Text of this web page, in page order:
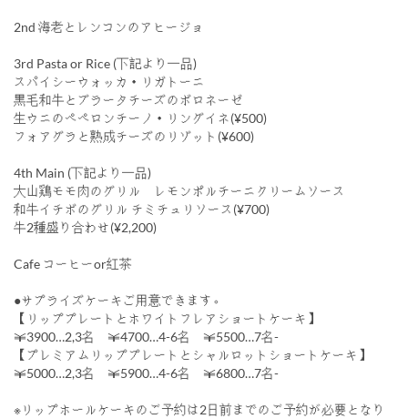
2nd 海老とレンコンのアヒージョ
3rd Pasta or Rice (下記より一品)
スパイシーウォッカ・リガトーニ
黒毛和牛とブラータチーズのボロネーゼ
生ウニのペペロンチーノ・リングイネ(¥500)
フォアグラと熟成チーズのリゾット(¥600)
4th Main (下記より一品)
大山鶏モモ肉のグリル レモンポルチーニクリームソース
和牛イチボのグリル チミチュリソース(¥700)
牛2種盛り合わせ(¥2,200)
Cafe コーヒーor紅茶
●サプライズケーキご用意できます。
【リッププレートとホワイトフレアショートケーキ】
￥3900…2,3名 ￥4700…4-6名 ￥5500…7名-
【プレミアムリッププレートとシャルロットショートケーキ】
￥5000…2,3名 ￥5900…4-6名 ￥6800…7名-
※リップホールケーキのご予約は2日前までのご予約が必要となり